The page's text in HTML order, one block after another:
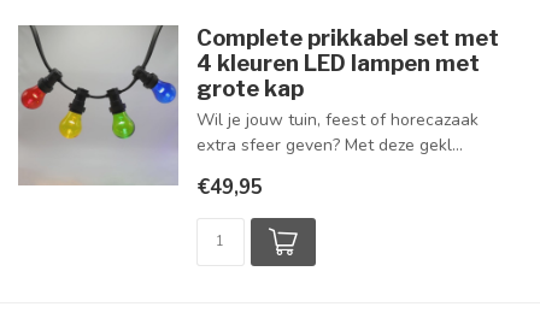
Complete prikkabel set met
4 kleuren LED lampen met
grote kap
Wil je jouw tuin, feest of horecazaak
extra sfeer geven? Met deze gekl...
€49,95